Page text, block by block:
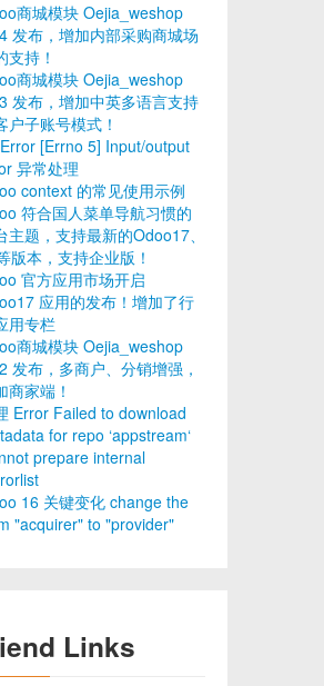
商城模块 Oejia_weshop
发布，增加内部采购商城场
支持！
商城模块 Oejia_weshop
发布，增加中英多语言支持
户子账号模式！
[Errno 5] Input/output
异常处理
context 的常见使用示例
符合国人菜单导航习惯的
主题，支持最新的Odoo17、
版本，支持企业版！
官方应用市场开启
应用的发布！增加了行
用专栏
商城模块 Oejia_weshop
发布，多商户、分销增强，
商家端！
Error Failed to download
for repo ‘appstream‘
prepare internal
16 关键变化 change the
"acquirer" to "provider"
Links